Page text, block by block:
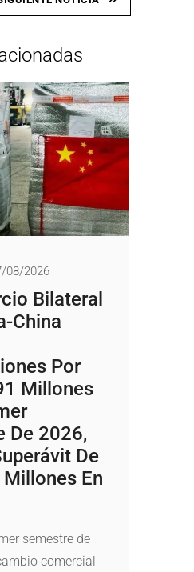
08/2026
Bilateral
China
Por
Millones
De 2026,
De
En
semestre de
comercial